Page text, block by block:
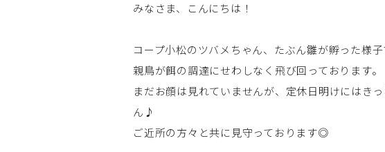
みなさま、こんにちは！
コープ小松のツバメちゃん、たぶん雛が孵った様
親鳥が餌の調達にせわしなく飛び回っております。
まだお顔は見れていませんが、定休日明けにはき
ん♪
ご近所の方々と共に見守っております◎